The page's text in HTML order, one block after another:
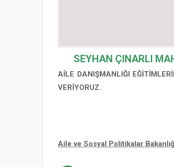
SEYHAN ÇINARLI
AİLE DANIŞMANLIĞI
VERİYORUZ.
Aile ve Sosyal Politikalar